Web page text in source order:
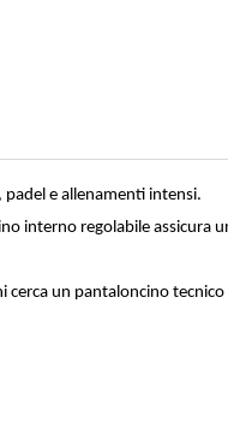
e allenamenti intensi.
interno regolabile assicura
cerca un pantaloncino